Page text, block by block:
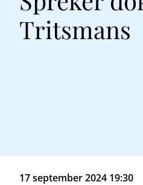
Tritsmans
17 september 2024 19:30